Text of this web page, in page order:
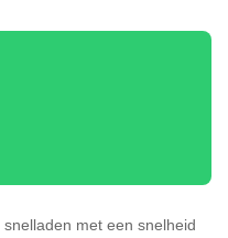
snelladen met een snelheid